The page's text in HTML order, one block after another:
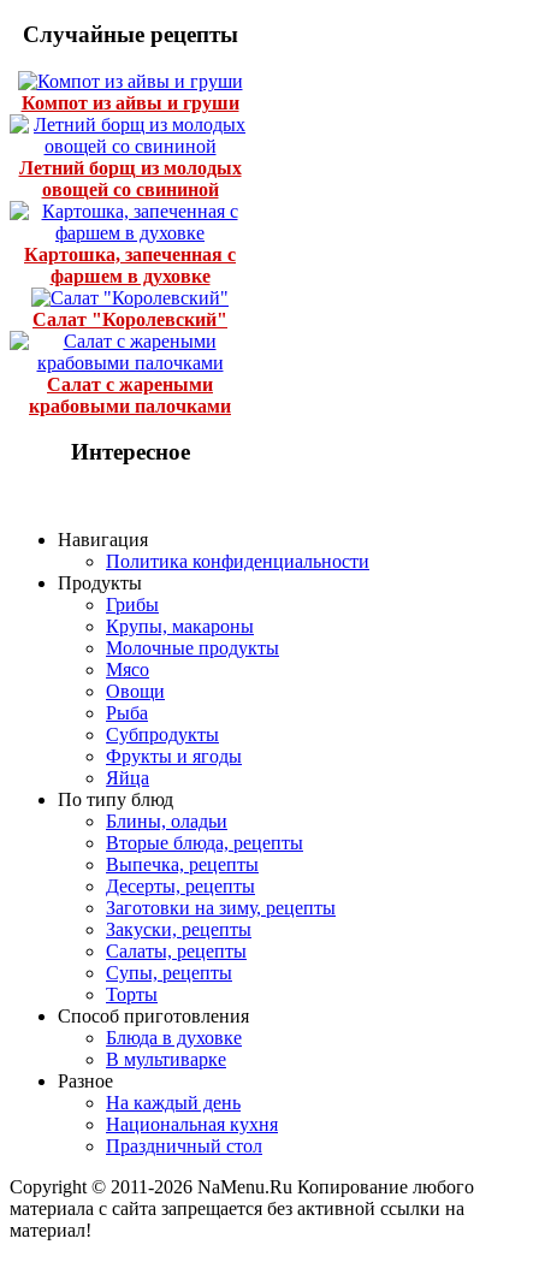
Случайные рецепты
Компот из айвы и груши
Летний борщ из молодых
овощей со свининой
Картошка, запеченная с
фаршем в духовке
Салат "Королевский"
Салат с жареными
крабовыми палочками
Интересное
Навигация
Политика конфиденциальности
Продукты
Грибы
Крупы, макароны
Молочные продукты
Мясо
Овощи
Рыба
Субпродукты
Фрукты и ягоды
Яйца
По типу блюд
Блины, оладьи
Вторые блюда, рецепты
Выпечка, рецепты
Десерты, рецепты
Заготовки на зиму, рецепты
Закуски, рецепты
Салаты, рецепты
Супы, рецепты
Торты
Способ приготовления
Блюда в духовке
В мультиварке
Разное
На каждый день
Национальная кухня
Праздничный стол
Copyright © 2011-2026 NaMenu.Ru Копирование любого
материала с сайта запрещается без активной ссылки на
материал!